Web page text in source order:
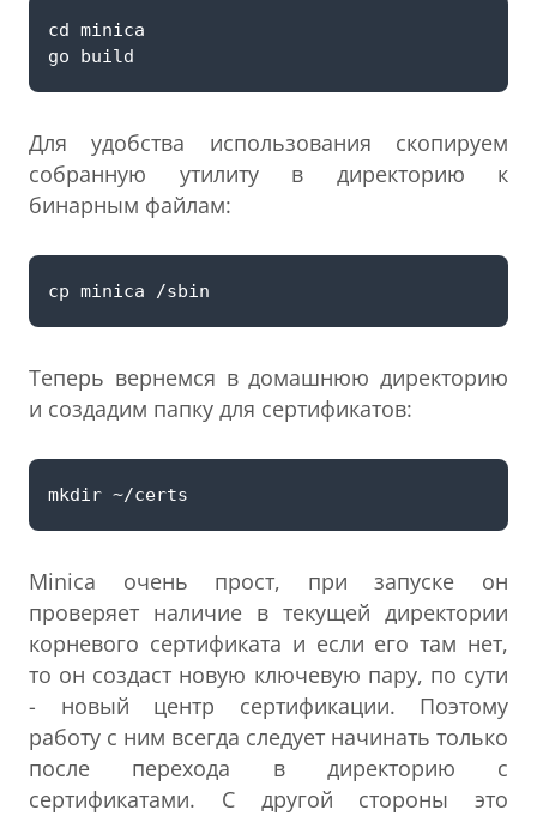
Для удобства использования скопируем
собранную утилиту в директорию к
бинарным файлам:
Теперь вернемся в домашнюю директорию
и создадим папку для сертификатов:
Minica очень прост, при запуске он
проверяет наличие в текущей директории
корневого сертификата и если его там нет,
то он создаст новую ключевую пару, по сути
- новый центр сертификации. Поэтому
работу с ним всегда следует начинать только
после перехода в директорию с
сертификатами. С другой стороны это